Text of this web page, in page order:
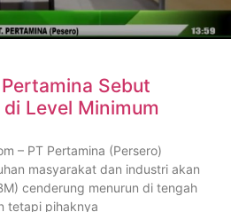
Sebut
Level Minimum
– PT Pertamina (Persero)
masyarakat dan industri akan
cenderung menurun di tengah
tetapi pihaknya